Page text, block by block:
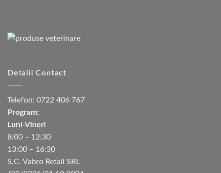
Detalii Contact
Telefon: 0722 406 767
Program:
Luni-Vineri
8:00 – 12:30
13:00 – 16:30
S.C. Vabro Retail SRL